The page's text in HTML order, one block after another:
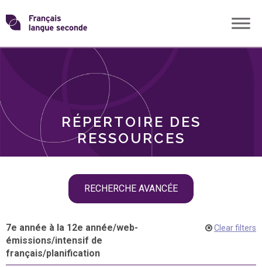
Skip
toTransformons
langue
RÉPERTOIRE DES
RESSOURCES
RECHERCHE AVANCÉE
THÈMES
7e année à la 12e année/web-
émissions/intensif de
français/planification
Clear filters